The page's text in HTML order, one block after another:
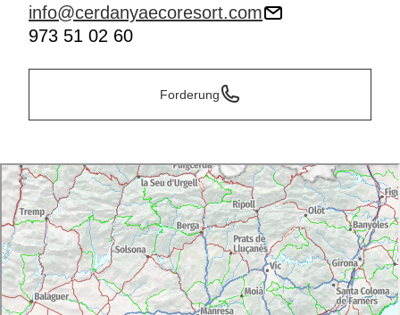
info@cerdanyaecoresort.com
973 51 02 60
Forderung